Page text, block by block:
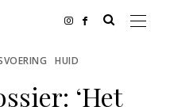
HUID
‘Het